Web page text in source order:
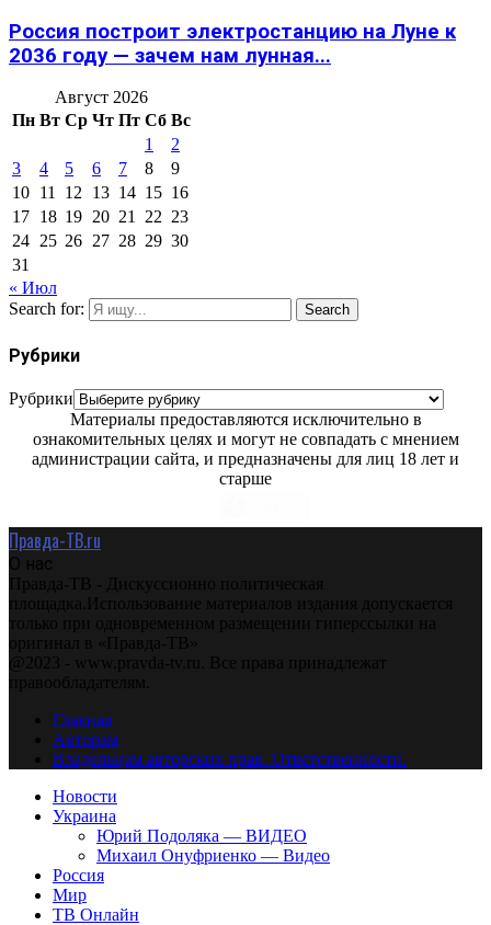
Россия построит электростанцию на Луне к
2036 году — зачем нам лунная...
Август 2026
Пн Вт Ср Чт Пт Сб Вс
1
2
3
4 5 6 7 8
9
10 11 12 13 14 15 16
17 18 19 20 21 22 23
24 25 26 27 28 29 30
31
« Июл
Search for:
Search
Рубрики
Рубрики
Материалы предоставляются исключительно в
ознакомительных целях и могут не совпадать с мнением
администрации сайта, и предназначены для лиц 18 лет и
старше
Правда-ТВ.ru
О нас
Правда-ТВ - Дискуссионно политическая
площадка.Использование материалов издания допускается
только при одновременном размещении гиперссылки на
оригинал в «Правда-ТВ»
@2023 - www.pravda-tv.ru. Все права принадлежат
правообладателям.
Главная
Авторам
Владельцам авторских прав. Ответственности.
Новости
Украина
Юрий Подоляка — ВИДЕО
Михаил Онуфриенко — Видео
Россия
Мир
ТВ Онлайн